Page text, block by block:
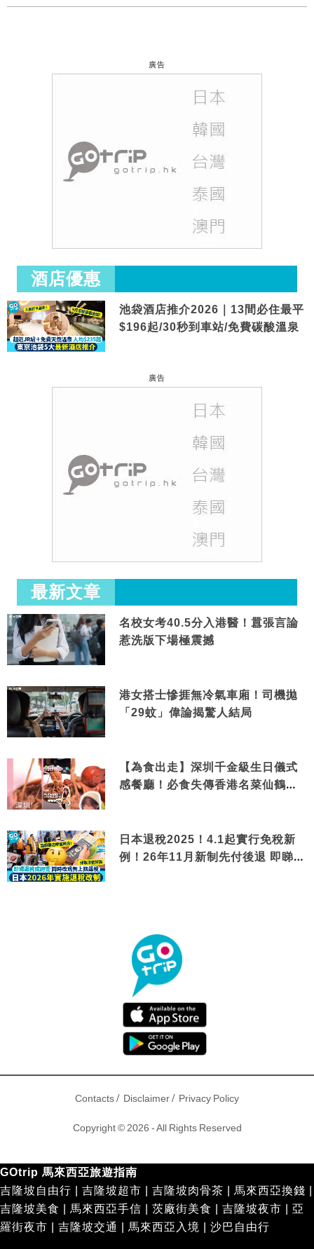
廣告
酒店優惠
池袋酒店推介2026｜13間必住最平
$196起/30秒到車站/免費碳酸溫泉
廣告
最新文章
名校女考40.5分入港醫！囂張言論
惹洗版下場極震撼
港女搭士慘捱無冷氣車廂！司機拋
「29蚊」偉論揭驚人結局
【為食出走】深圳千金級生日儀式
感餐廳！必食失傳香港名菜仙鶴神
日本退稅2025！4.1起實行免稅新
例！26年11月新制先付後退 即睇步
Contacts/ Disclaimer/ Privacy Policy
Copyright © 2026 - All Rights Reserved
GOtrip 馬來西亞旅遊指南
吉隆坡自由行
吉隆坡超市 吉隆坡肉骨茶 馬來西亞換錢
吉隆坡美食
馬來西亞手信 茨廠街美食 吉隆坡夜市
亞
羅街夜市
吉隆坡交通 馬來西亞入境 沙巴自由行